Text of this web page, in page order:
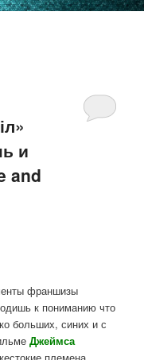
и
and
франшизы
к пониманию что
больших, синих и с
Джеймса